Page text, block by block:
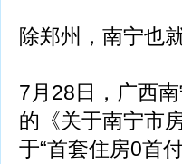
除郑州，南宁也
7月28日，广西
的《关于南宁市
于“首套住房0首